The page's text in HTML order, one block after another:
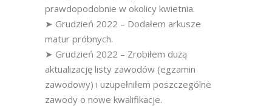
prawdopodobnie w okolicy kwietnia.
➤ Grudzień 2022 – Dodałem arkusze
matur próbnych.
➤ Grudzień 2022 – Zrobiłem dużą
aktualizację listy zawodów (egzamin
zawodowy) i uzupełniłem poszczególne
zawody o nowe kwalifikacje.